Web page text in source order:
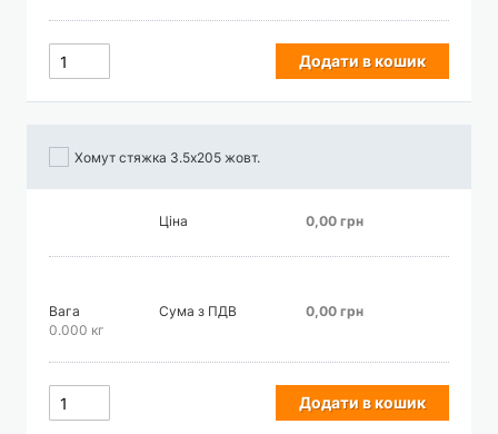
Додати в кошик
Хомут стяжка 3.5х205 жовт.
Ціна 0,00 грн
Вага
0.000 кг
Сума з ПДВ 0,00 грн
Додати в кошик